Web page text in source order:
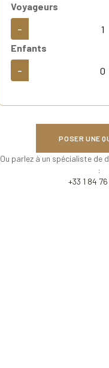
Voyageurs
-
Enfants
-
POSER UNE
Ou parlez à un spécialiste de
:
+33 1 84